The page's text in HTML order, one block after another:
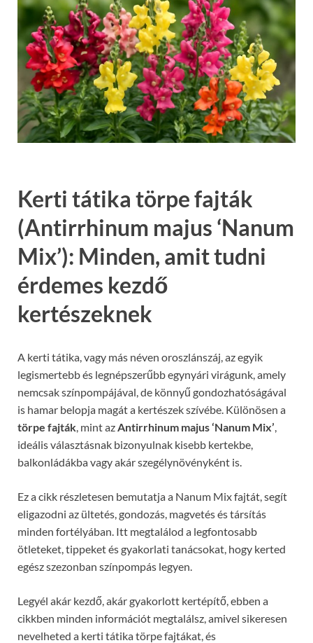
Kerti tátika törpe fajták
(Antirrhinum majus ‘Nanum
Mix’): Minden, amit tudni
érdemes kezdő
kertészeknek
A kerti tátika, vagy más néven oroszlánszáj, az egyik
legismertebb és legnépszerűbb egynyári virágunk, amely
nemcsak színpompájával, de könnyű gondozhatóságával
is hamar belopja magát a kertészek szívébe. Különösen a
törpe fajták , mint az Antirrhinum majus ‘Nanum Mix’
ideális választásnak bizonyulnak kisebb kertekbe,
balkonládákba vagy akár szegélynövényként is.
Ez a cikk részletesen bemutatja a Nanum Mix fajtát, segít
eligazodni az ültetés, gondozás, magvetés és társítás
minden fortélyában. Itt megtalálod a legfontosabb
ötleteket, tippeket és gyakorlati tanácsokat, hogy kerted
egész szezonban színpompás legyen.
Legyél akár kezdő, akár gyakorlott kertépítő, ebben a
cikkben minden információt megtalálsz, amivel sikeresen
nevelheted a kerti tátika törpe fajtákat, és